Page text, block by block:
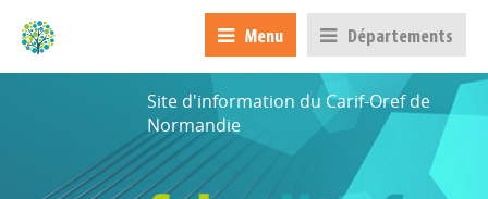
Menu Départements
Site d'information du Carif-Oref de
Normandie